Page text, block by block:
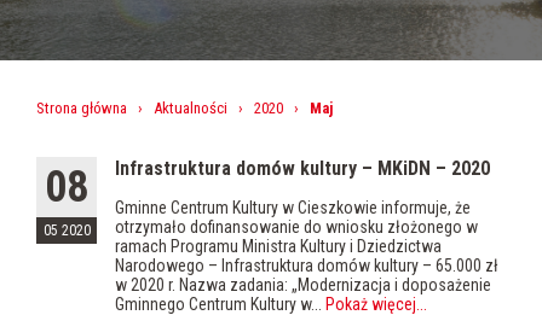
Strona główna › Aktualności › 2020 › Maj
08
05 2020
Infrastruktura domów kultury – MKiDN – 2020
Gminne Centrum Kultury w Cieszkowie informuje, że
otrzymało dofinansowanie do wniosku złożonego w
ramach Programu Ministra Kultury i Dziedzictwa
Narodowego – Infrastruktura domów kultury – 65.000 zł
w 2020 r. Nazwa zadania: „Modernizacja i doposażenie
Gminnego Centrum Kultury w...
Pokaż więcej